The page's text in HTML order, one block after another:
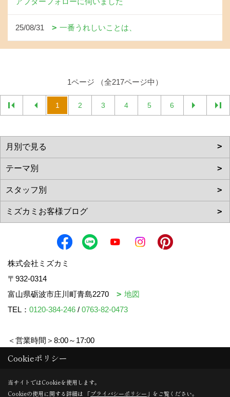
25/08/31 一番うれしいことは、
1ページ （全217ページ中）
1 2 3 4 5 6
株式会社ミズカミ
〒932-0314
富山県砺波市庄川町青島2270
地図
TEL： 0120-384-246 / 0763-82-0473
＜営業時間＞8:00～17:00
＜定休日＞水曜日・祝日
Copyright (c) mizukami. All Rights Reserved.
Cookieポリシー
当サイトではCookieを使用します。
Cookieの使用に関する詳細は 「プライバシーポリシー 」をご覧ください。